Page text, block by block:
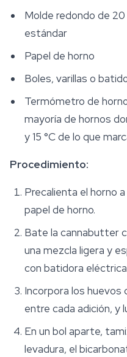
Molde redondo de
estándar
Papel de horno
Boles, varillas o
Termómetro de
mayoría de hornos
y 15 °C de lo que
Procedimiento:
Precalienta el horno
papel de horno.
Bate la cannabutter
una mezcla ligera y
con batidora
Incorpora los huevos
entre cada adición, y
En un bol aparte,
levadura, el